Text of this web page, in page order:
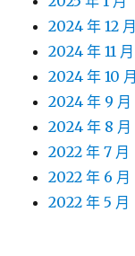
2024 年 12 月
2024 年 11 月
2024 年 10 月
2024 年 9 月
2024 年 8 月
2022 年 7 月
2022 年 6 月
2022 年 5 月